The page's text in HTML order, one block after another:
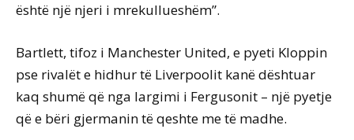
është një njeri i mrekullueshëm”.
Bartlett, tifoz i Manchester United, e pyeti Kloppin
pse rivalët e hidhur të Liverpoolit kanë dështuar
kaq shumë që nga largimi i Fergusonit – një pyetje
që e bëri gjermanin të qeshte me të madhe.